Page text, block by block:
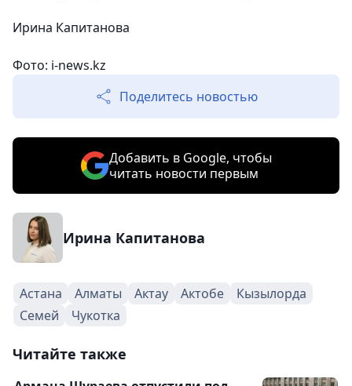
Ирина Капитанова
Фото: i-news.kz
Поделитесь новостью
Добавить в Google, чтобы
читать новости первым
Ирина Капитанова
Астана Алматы Актау Актобе
Кызылорда
Семей
Чукотка
Читайте также